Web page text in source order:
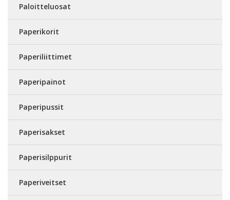
Paloitteluosat
Paperikorit
Paperiliittimet
Paperipainot
Paperipussit
Paperisakset
Paperisilppurit
Paperiveitset